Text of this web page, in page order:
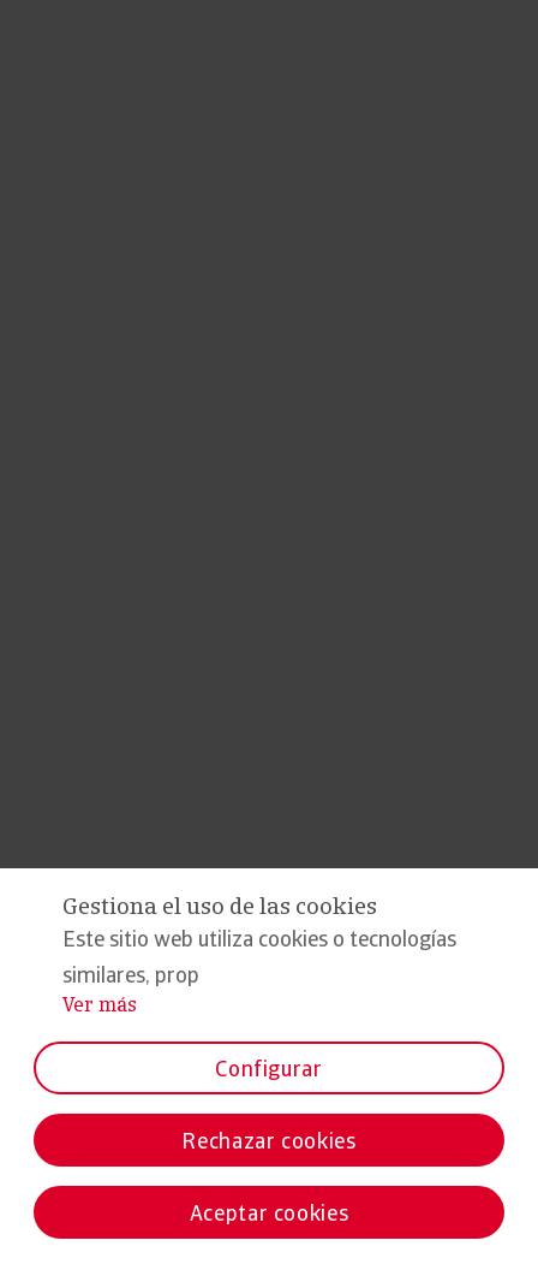
Gestiona el uso de las cookies
Este sitio web utiliza cookies o tecnologías
similares, prop
...
Ver más
Configurar
Rechazar cookies
Aceptar cookies